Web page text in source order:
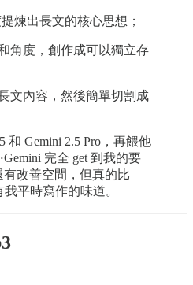
煉出長文的核心思想；
角度，創作成可以獨立存
文內容，然後簡單切割成
和 Gemini 2.5 Pro，再餵他
完全 get 到我的要
改善空間，但真的比
平時寫作的味道。